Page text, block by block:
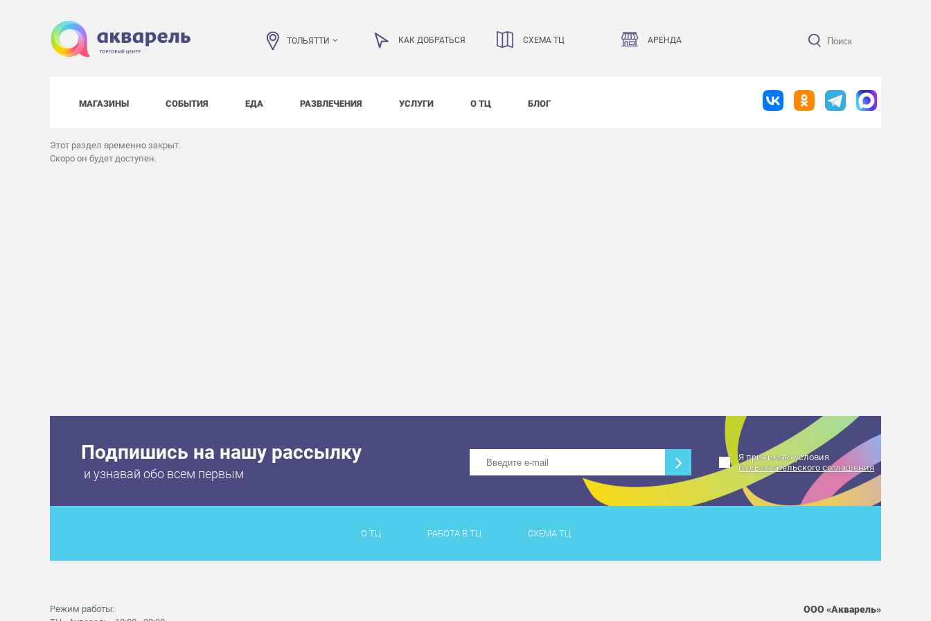
ТОЛЬЯТТИ КАК ДОБРАТЬСЯ СХЕМА ТЦ АРЕНДА
МАГАЗИНЫ СОБЫТИЯ ЕДА РАЗВЛЕЧЕНИЯ УСЛУГИ О ТЦ БЛОГ
Этот раздел временно закрыт.
Скоро он будет доступен.
Подпишись на нашу рассылку
и узнавай обо всем первым
Я принимаю условия
пользовательского соглашения
О ТЦ РАБОТА В ТЦ СХЕМА ТЦ
Режим работы:
ООО «Акварель»